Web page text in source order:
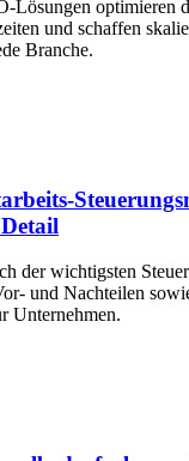
Lösungen optimieren
und schaffen
Branche.
der wichtigsten
und Nachteilen
Unternehmen.